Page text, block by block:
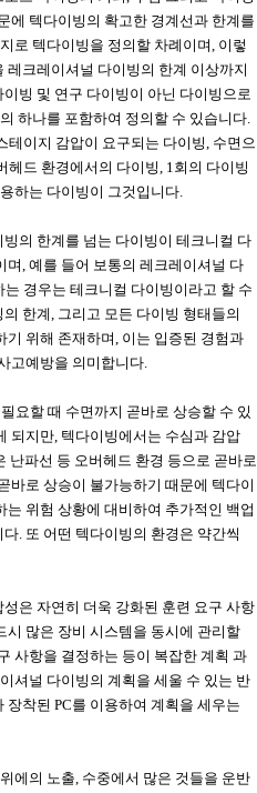
에 텍다이빙의 확고한 경계선과 한계를
로 텍다이빙을 정의할 차례이며 이렇
크레이셔널 다이빙의 한계 이상까지
빙 및 연구 다이빙이 아닌 다이빙으로
하나를 포함하여 정의할 수 있습니다
테이지 감압이 요구되는 다이빙 수면으
헤드 환경에서의 다이빙 , 1 회의 다이빙
하는 다이빙이 그것입니다
의 한계를 넘는 다이빙이 테크니컬 다
며 예를 들어 보통의 레크레이셔널 다
는 경우는 테크니컬 다이빙이라고 할 수
한계
그리고 모든 다이빙 형태들의
기 위해 존재하며 이는 입증된 경험과
고예방을 의미합니다
요할 때 수면까지 곧바로 상승할 수 있
되지만 텍다이빙에서는 수심과 감압
난파선 등 오버헤드 환경 등으로 곧바로
바로 상승이 불가능하기 때문에 텍다이
위험 상황에 대비하여 추가적인 백업
다 또 어떤 텍다이빙의 환경은 약간씩
은 자연히 더욱 강화된 훈련 요구 사항
시 많은 장비 시스템을 동시에 관리할
사항을 결정하는 등이 복잡한 계획 과
셔널 다이빙의 계획을 세울 수 있는 반
장착된 PC를 이용하여 계획을 세우는
에의 노출 수중에서 많은 것들을 운반